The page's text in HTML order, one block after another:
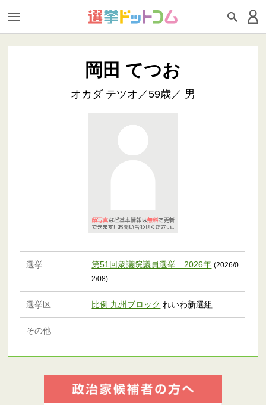
岡田 てつお
オカダ テツオ／59歳／ 男
選挙 第51回衆議院議員選挙 2026年 (2026/0
2/08)
選挙区 比例 九州ブロック れいわ新選組
その他